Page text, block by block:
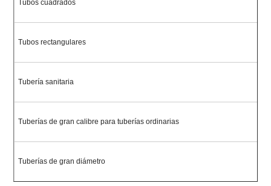
Tubos cuadrados
Tubos rectangulares
Tubería sanitaria
Tuberías de gran calibre para tuberías ordinarias
Tuberías de gran diámetro